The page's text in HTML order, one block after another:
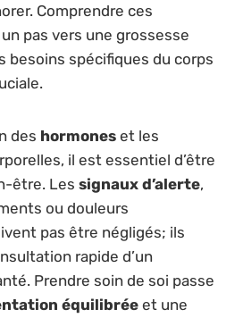
Comprendre ces
pas vers une grossesse
besoins spécifiques du corps
des hormones et les
il est essentiel d’être
être. Les signaux d’alerte,
ou douleurs
pas être négligés; ils
rapide d’un
Prendre soin de soi passe
équilibrée et une